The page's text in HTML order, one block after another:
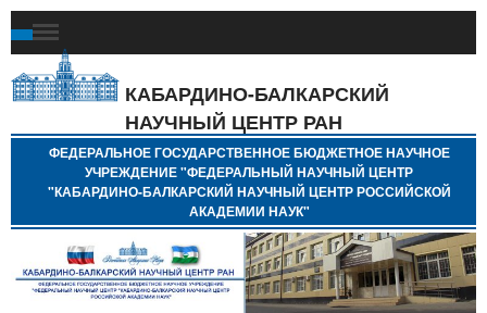
КАБАРДИНО-БАЛКАРСКИЙ
НАУЧНЫЙ ЦЕНТР РАН
ФЕДЕРАЛЬНОЕ ГОСУДАРСТВЕННОЕ БЮДЖЕТНОЕ НАУЧНОЕ
УЧРЕЖДЕНИЕ "ФЕДЕРАЛЬНЫЙ НАУЧНЫЙ ЦЕНТР
"КАБАРДИНО-БАЛКАРСКИЙ НАУЧНЫЙ ЦЕНТР РОССИЙСКОЙ
АКАДЕМИИ НАУК"